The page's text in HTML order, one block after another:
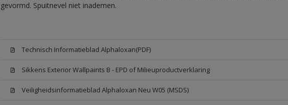
gevormd. Spuitnevel niet inademen.
Technisch Informatieblad Alphaloxan(PDF)
Sikkens Exterior Wallpaints B - EPD of Milieuproductverklaring
Veiligheidsinformatieblad Alphaloxan Neu W05 (MSDS)